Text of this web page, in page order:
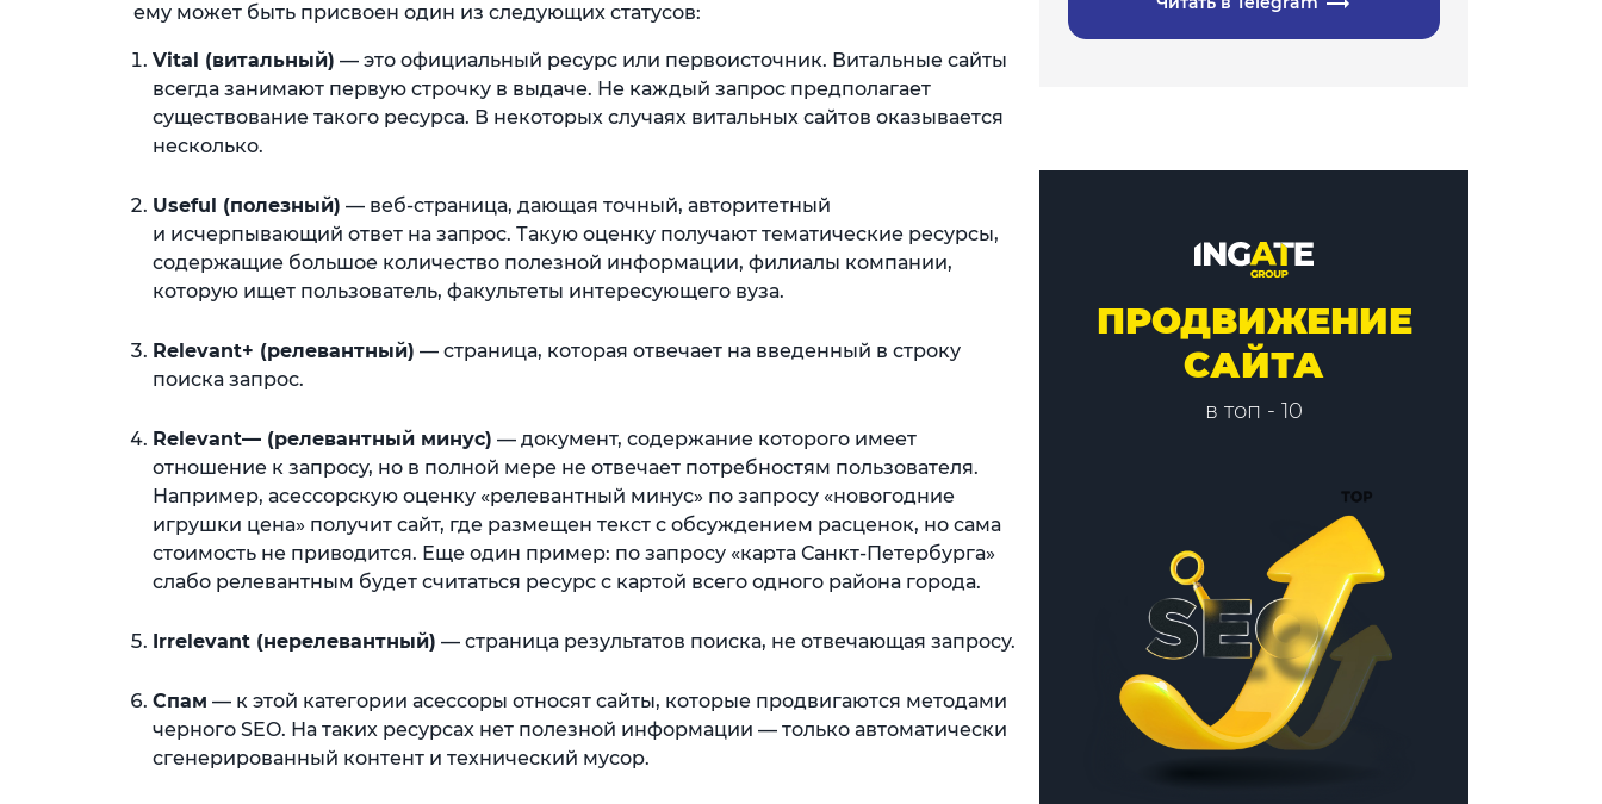
ему может быть присвоен один из следующих статусов:
Vital (витальный) — это официальный ресурс или первоисточник. Витальные сайты
всегда занимают первую строчку в выдаче. Не каждый запрос предполагает
существование такого ресурса. В некоторых случаях витальных сайтов оказывается
несколько.
Useful (полезный) — веб-страница, дающая точный, авторитетный
и исчерпывающий ответ на запрос. Такую оценку получают тематические ресурсы,
содержащие большое количество полезной информации, филиалы компании,
которую ищет пользователь, факультеты интересующего вуза.
Relevant+ (релевантный) — страница, которая отвечает на введенный в строку
поиска запрос.
Relevant— (релевантный минус) — документ, содержание которого имеет
отношение к запросу, но в полной мере не отвечает потребностям пользователя.
Например, асессорскую оценку «релевантный минус» по запросу «новогодние
игрушки цена» получит сайт, где размещен текст с обсуждением расценок, но сама
стоимость не приводится. Еще один пример: по запросу «карта Санкт-Петербурга»
слабо релевантным будет считаться ресурс с картой всего одного района города.
Irrelevant (нерелевантный) — страница результатов поиска, не от­вечающая запросу.
Спам — к этой категории асессоры относят сайты, которые продвигаются методами
черного SEO. На таких ресурсах нет полезной информации — только автоматически
сгенерированный контент и технический мусор.
ПРОДВИЖЕНИЕ
САЙТА
в топ - 10